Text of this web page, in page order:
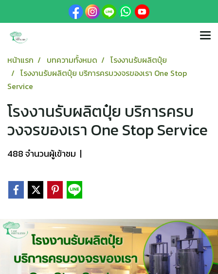
หน้าแรก บทความทั้งหมด
โรงงานรับผลิตปุ๋ย
โรงงานรับผลิตปุ๋ย บริการครบวงจรของเรา One Stop
Service
โรงงานรับผลิตปุ๋ย บริการครบ
วงจรของเรา One Stop Service
488 จำนวนผู้เข้าชม |